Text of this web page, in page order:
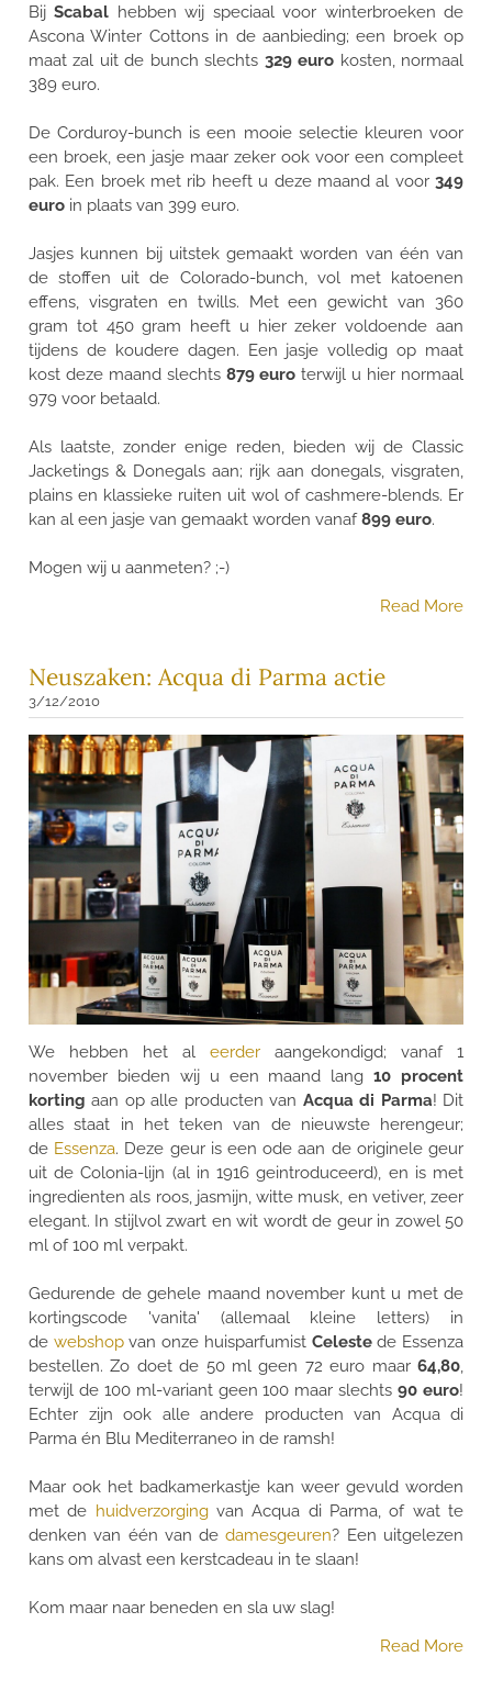
BijScabal hebben wij speciaal voor winterbroeken de
Ascona Winter Cottons in de aanbieding; een broek op
maat zal uit de bunch slechts 329 euro kosten, normaal
389 euro.
De Corduroy-bunch is een mooie selectie kleuren voor
een broek, een jasje maar zeker ook voor een compleet
pak. Een broek met rib heeft u deze maand al voor 349
euro in plaats van 399 euro.
Jasjes kunnen bij uitstek gemaakt worden van één van
de stoffen uit de Colorado-bunch, vol met katoenen
effens, visgraten en twills. Met een gewicht van 360
gram tot 450 gram heeft u hier zeker voldoende aan
tijdens de koudere dagen. Een jasje volledig op maat
kost deze maand slechts 879 euro terwijl u hier normaal
979 voor betaald.
Als laatste, zonder enige reden, bieden wij de Classic
Jacketings & Donegals aan; rijk aan donegals, visgraten,
plains en klassieke ruiten uit wol of cashmere-blends. Er
kan al een jasje van gemaakt worden vanaf899 euro.
Mogen wij u aanmeten? ;-)
Read More
Neuszaken: Acqua di Parma actie
3/12/2010
​We hebben het al eerder aangekondigd; vanaf 1
november bieden wij u een maand lang10 procent
korting aan op alle producten van Acqua di Parma! Dit
alles staat in het teken van de nieuwste herengeur;
de Essenza. Deze geur is een ode aan de originele geur
uit de Colonia-lijn (al in 1916 geintroduceerd), en is met
ingredienten als roos, jasmijn, witte musk, en vetiver, zeer
elegant. In stijlvol zwart en wit wordt de geur in zowel 50
ml of 100 ml verpakt.
Gedurende de gehele maand november kunt u met de
kortingscode 'vanita' (allemaal kleine letters) in
de webshopvan onze huisparfumist Celestede Essenza
bestellen. Zo doet de 50 ml geen 72 euro maar 64,80,
terwijl de 100 ml-variant geen 100 maar slechts90 euro!
Echter zijn ook alle andere producten van Acqua di
Parma én Blu Mediterraneo in de ramsh!
Maar ook het badkamerkastje kan weer gevuld worden
met de huidverzorgingvan Acqua di Parma, of wat te
denken van één van dedamesgeuren? Een uitgelezen
kans om alvast een kerstcadeau in te slaan!
Kom maar naar beneden en sla uw slag!
Read More